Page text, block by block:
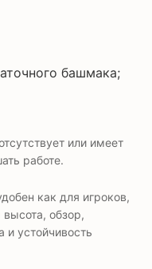
башмака;
или имеет
работе.
как для игроков,
обзор,
и устойчивость